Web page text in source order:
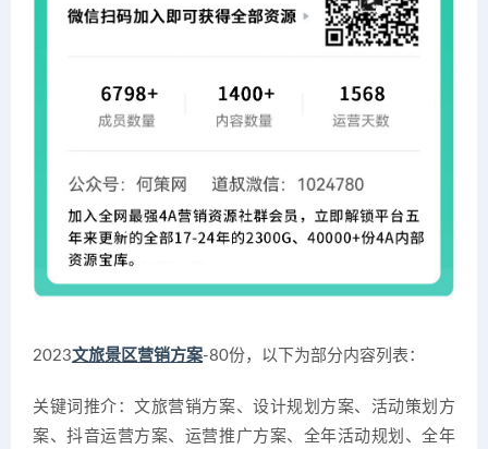
2023文旅景区营销方案-80份，以下为部分内容列表：
关键词推介：文旅营销方案、设计规划方案、活动策划方
案、抖音运营方案、运营推广方案、全年活动规划、全年